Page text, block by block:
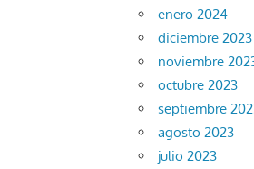
enero 2024
diciembre 2023
noviembre
octubre 2023
septiembre
agosto 2023
julio 2023